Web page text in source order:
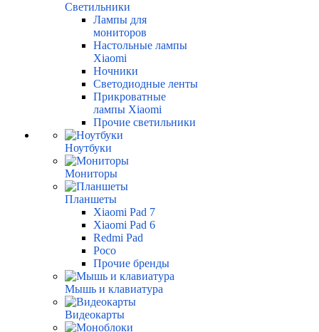
Светильники
Лампы для
мониторов
Настольные лампы
Xiaomi
Ночники
Светодиодные ленты
Прикроватные
лампы Xiaomi
Прочие светильники
Ноутбуки
Мониторы
Планшеты
Xiaomi Pad 7
Xiaomi Pad 6
Redmi Pad
Poco
Прочие бренды
Мышь и клавиатура
Видеокарты